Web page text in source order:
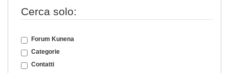
Cerca solo:
Forum Kunena
Categorie
Contatti